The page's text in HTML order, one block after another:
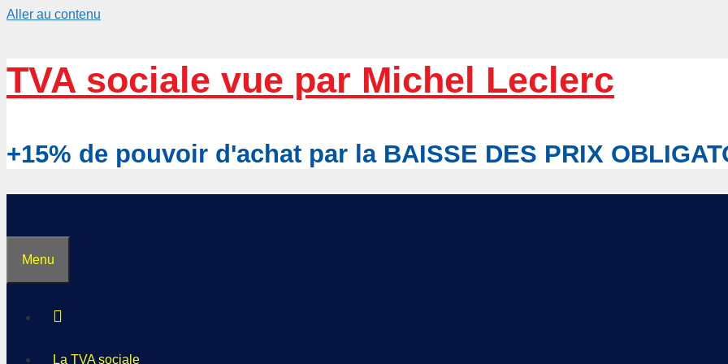
Aller au contenu
TVA sociale vue par Michel Leclerc
+15% de pouvoir d'achat par la BAISSE DES PRIX
Menu
La TVA sociale